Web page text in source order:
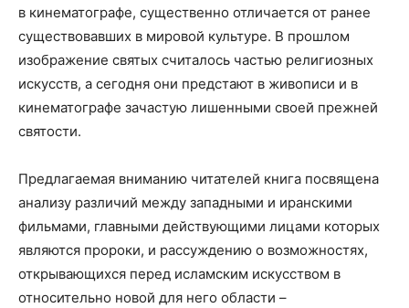
в кинематографе, существенно отличается от ранее
существовавших в мировой культуре. В прошлом
изображение святых считалось частью религиозных
искусств, а сегодня они предстают в живописи и в
кинематографе зачастую лишенными своей прежней
святости.
Предлагаемая вниманию читателей книга посвящена
анализу различий между западными и иранскими
фильмами, главными действующими лицами которых
являются пророки, и рассуждению о возможностях,
открывающихся перед исламским искусством в
относительно новой для него области –